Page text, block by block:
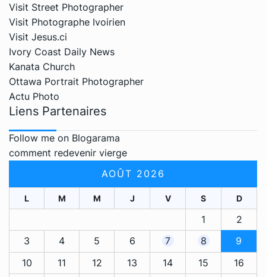
Visit Street Photographer
Visit Photographe Ivoirien
Visit Jesus.ci
Ivory Coast Daily News
Kanata Church
Ottawa Portrait Photographer
Actu Photo
Liens Partenaires
Follow me on Blogarama
comment redevenir vierge
AOÛT 2026
L M M J V S D
1
2
3
4 5 6 7 8
9
10
11 12 13 14 15
16